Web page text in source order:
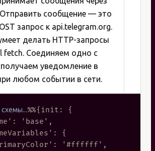
Отправить сообщение — это
запрос к api.telegram.org.
делать HTTP-запросы
fetch. Соединяем одно с
уведомление в
любом событии в сети.
%%{init: {
'base',
{
'#ffffff',